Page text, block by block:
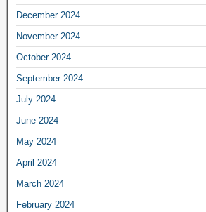
December 2024
November 2024
October 2024
September 2024
July 2024
June 2024
May 2024
April 2024
March 2024
February 2024